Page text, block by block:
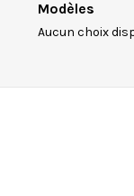
Modèles
Aucun choix